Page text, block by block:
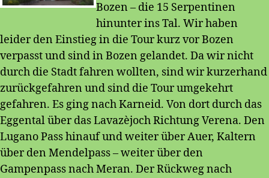
Bozen – die 15 Serpentinen
hinunter ins Tal. Wir haben
leider den Einstieg in die Tour kurz vor Bozen
verpasst und sind in Bozen gelandet. Da wir nicht
durch die Stadt fahren wollten, sind wir kurzerhand
zurückgefahren und sind die Tour umgekehrt
gefahren. Es ging nach Karneid. Von dort durch das
Eggental über das Lavazèjoch Richtung Verena. Den
Lugano Pass hinauf und weiter über Auer, Kaltern
über den Mendelpass – weiter über den
Gampenpass nach Meran. Der Rückweg nach